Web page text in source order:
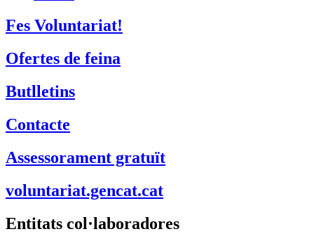
Fes Voluntariat!
Ofertes de feina
Butlletins
Contacte
Assessorament gratuït
voluntariat.gencat.cat